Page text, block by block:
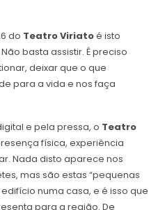
do Teatro Viriatoé isto
basta assistir. É preciso
deixar que o que
para a vida e nos faça
e pela pressa, o Teatro
física, experiência
Nada disto aparece nos
mas são estas “pequenas
numa casa, e é isso que
para a região. De